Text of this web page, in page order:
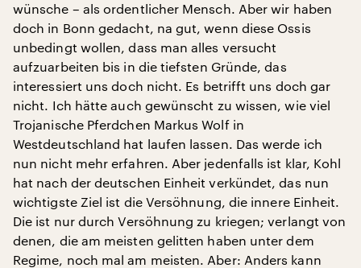
wünsche – als ordentlicher Mensch. Aber wir haben
doch in Bonn gedacht, na gut, wenn diese Ossis
unbedingt wollen, dass man alles versucht
aufzuarbeiten bis in die tiefsten Gründe, das
interessiert uns doch nicht. Es betrifft uns doch gar
nicht. Ich hätte auch gewünscht zu wissen, wie viel
Trojanische Pferdchen Markus Wolf in
Westdeutschland hat laufen lassen. Das werde ich
nun nicht mehr erfahren. Aber jedenfalls ist klar, Kohl
hat nach der deutschen Einheit verkündet, das nun
wichtigste Ziel ist die Versöhnung, die innere Einheit.
Die ist nur durch Versöhnung zu kriegen; verlangt von
denen, die am meisten gelitten haben unter dem
Regime, noch mal am meisten. Aber: Anders kann